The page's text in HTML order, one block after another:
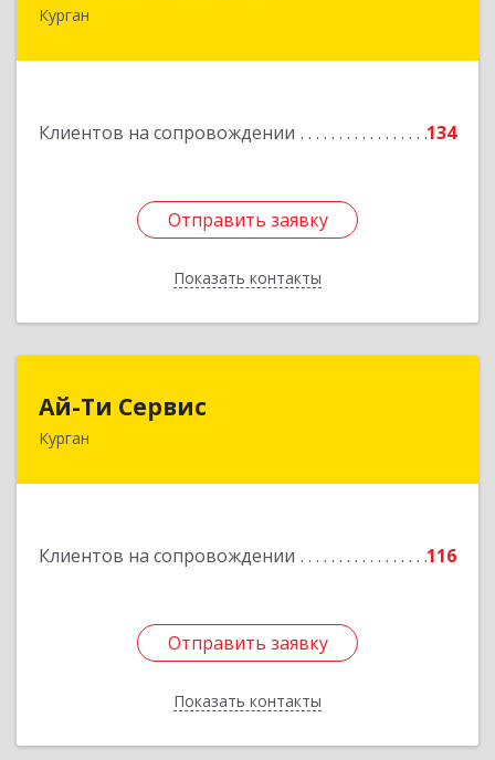
Курган
Клиентов на сопровождении 134
Отправить заявку
Показать контакты
Отправить заявку
Назад
Ай-Ти Сервис
Курган
Клиентов на сопровождении 116
Отправить заявку
Показать контакты
Отправить заявку
Назад